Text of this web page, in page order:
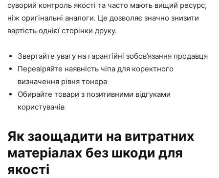
суворий контроль якості та часто мають вищий ресурс,
ніж оригінальні аналоги. Це дозволяє значно знизити
вартість однієї сторінки друку.
Звертайте увагу на гарантійні зобов’язання продавця
Перевіряйте наявність чіпа для коректного
визначення рівня тонера
Обирайте товари з позитивними відгуками
користувачів
Як заощадити на витратних
матеріалах без шкоди для
якості